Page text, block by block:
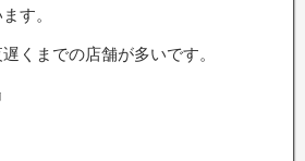
す。
くまでの店舗が多いです。
』